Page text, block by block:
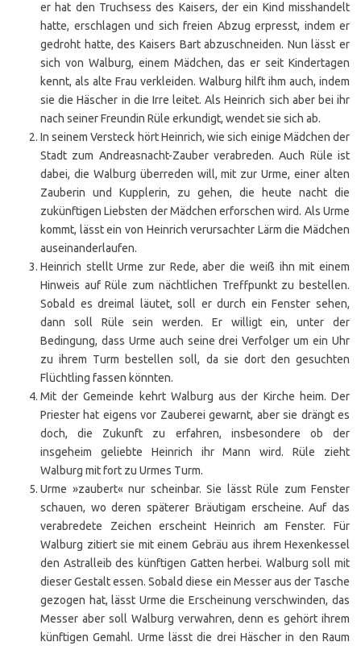
er hat den Truchsess des Kaisers, der ein Kind misshandelt
hatte, erschlagen und sich freien Abzug erpresst, indem er
gedroht hatte, des Kaisers Bart abzuschneiden. Nun lässt er
sich von Walburg, einem Mädchen, das er seit Kindertagen
kennt, als alte Frau verkleiden. Walburg hilft ihm auch, indem
sie die Häscher in die Irre leitet. Als Heinrich sich aber bei ihr
nach seiner Freundin Rüle erkundigt, wendet sie sich ab.
In seinem Versteck hört Heinrich, wie sich einige Mädchen der
Stadt zum Andreasnacht-Zauber verabreden. Auch Rüle ist
dabei, die Walburg überreden will, mit zur Urme, einer alten
Zauberin und Kupplerin, zu gehen, die heute nacht die
zukünftigen Liebsten der Mädchen erforschen wird. Als Urme
kommt, lässt ein von Heinrich verursachter Lärm die Mädchen
auseinanderlaufen.
Heinrich stellt Urme zur Rede, aber die weiß ihn mit einem
Hinweis auf Rüle zum nächtlichen Treffpunkt zu bestellen.
Sobald es dreimal läutet, soll er durch ein Fenster sehen,
dann soll Rüle sein werden. Er willigt ein, unter der
Bedingung, dass Urme auch seine drei Verfolger um ein Uhr
zu ihrem Turm bestellen soll, da sie dort den gesuchten
Flüchtling fassen könnten.
Mit der Gemeinde kehrt Walburg aus der Kirche heim. Der
Priester hat eigens vor Zauberei gewarnt, aber sie drängt es
doch, die Zukunft zu erfahren, insbesondere ob der
insgeheim geliebte Heinrich ihr Mann wird. Rüle zieht
Walburg mit fort zu Urmes Turm.
Urme »zaubert« nur scheinbar. Sie lässt Rüle zum Fenster
schauen, wo deren späterer Bräutigam erscheine. Auf das
verabredete Zeichen erscheint Heinrich am Fenster. Für
Walburg zitiert sie mit einem Gebräu aus ihrem Hexenkessel
den Astralleib des künftigen Gatten herbei. Walburg soll mit
dieser Gestalt essen. Sobald diese ein Messer aus der Tasche
gezogen hat, lässt Urme die Erscheinung verschwinden, das
Messer aber soll Walburg verwahren, denn es gehört ihrem
künftigen Gemahl. Urme lässt die drei Häscher in den Raum